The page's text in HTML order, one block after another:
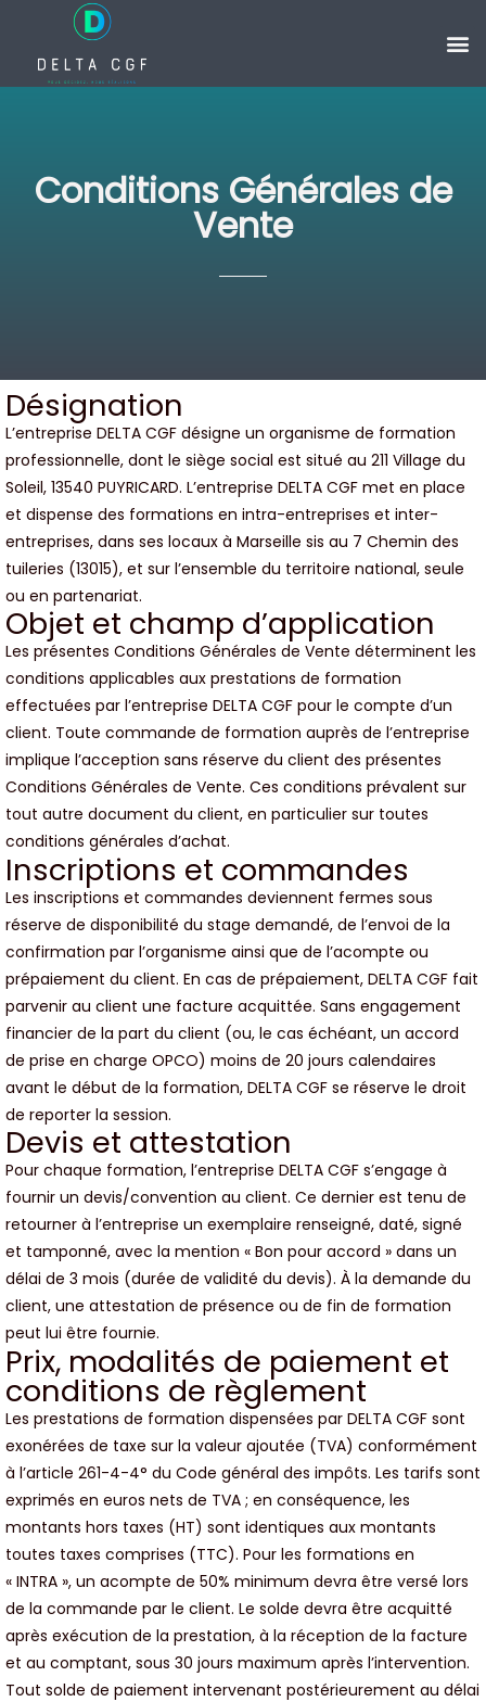
Conditions Générales de
Vente
Désignation
L’entreprise DELTA CGF désigne un organisme de formation
professionnelle, dont le siège social est situé au 211 Village du
Soleil, 13540 PUYRICARD. L’entreprise DELTA CGF met en place
et dispense des formations en intra-entreprises et inter-
entreprises, dans ses locaux à Marseille sis au 7 Chemin des
tuileries (13015), et sur l’ensemble du territoire national, seule
ou en partenariat.
Objet et champ d’application
Les présentes Conditions Générales de Vente déterminent les
conditions applicables aux prestations de formation
effectuées par l’entreprise DELTA CGF pour le compte d’un
client. Toute commande de formation auprès de l’entreprise
implique l’acception sans réserve du client des présentes
Conditions Générales de Vente. Ces conditions prévalent sur
tout autre document du client, en particulier sur toutes
conditions générales d’achat.
Inscriptions et commandes
Les inscriptions et commandes deviennent fermes sous
réserve de disponibilité du stage demandé, de l’envoi de la
confirmation par l’organisme ainsi que de l’acompte ou
prépaiement du client. En cas de prépaiement, DELTA CGF fait
parvenir au client une facture acquittée. Sans engagement
financier de la part du client (ou, le cas échéant, un accord
de prise en charge OPCO) moins de 20 jours calendaires
avant le début de la formation, DELTA CGF se réserve le droit
de reporter la session.
Devis et attestation
Pour chaque formation, l’entreprise DELTA CGF s’engage à
fournir un devis/convention au client. Ce dernier est tenu de
retourner à l’entreprise un exemplaire renseigné, daté, signé
et tamponné, avec la mention « Bon pour accord » dans un
délai de 3 mois (durée de validité du devis). À la demande du
client, une attestation de présence ou de fin de formation
peut lui être fournie.
Prix, modalités de paiement et
conditions de règlement
Les prestations de formation dispensées par DELTA CGF sont
exonérées de taxe sur la valeur ajoutée (TVA) conformément
à l’article 261-4-4° du Code général des impôts. Les tarifs sont
exprimés en euros nets de TVA ; en conséquence, les
montants hors taxes (HT) sont identiques aux montants
toutes taxes comprises (TTC). Pour les formations en
« INTRA », un acompte de 50% minimum devra être versé lors
de la commande par le client. Le solde devra être acquitté
après exécution de la prestation, à la réception de la facture
et au comptant, sous 30 jours maximum après l’intervention.
Tout solde de paiement intervenant postérieurement au délai